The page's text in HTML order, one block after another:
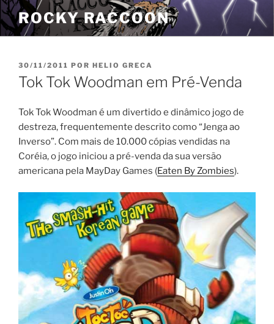
Pular
para
o
ROCKY RACCOON
PUBLICADO
EM
30/11/2011 POR HELIO GRECA
Tok Tok Woodman em Pré-Venda
Tok Tok Woodman é um divertido e dinâmico jogo de
destreza, frequentemente descrito como “Jenga ao
Inverso”. Com mais de 10.000 cópias vendidas na
Coréia, o jogo iniciou a pré-venda da sua versão
americana pela MayDay Games (Eaten By Zombies).